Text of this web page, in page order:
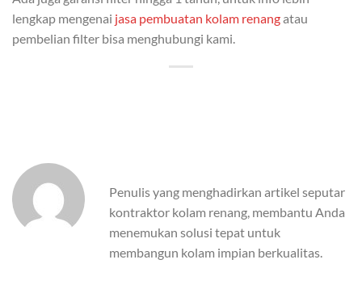
lengkap mengenai jasa pembuatan kolam renangatau
pembelian filter bisa menghubungi kami.
Penulis yang menghadirkan artikel seputar
kontraktor kolam renang, membantu Anda
menemukan solusi tepat untuk
membangun kolam impian berkualitas.